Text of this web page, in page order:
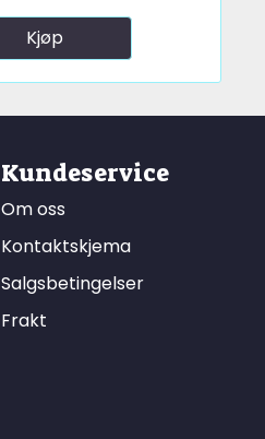
Kjøp
Kundeservice
Om oss
Kontaktskjema
Salgsbetingelser
Frakt